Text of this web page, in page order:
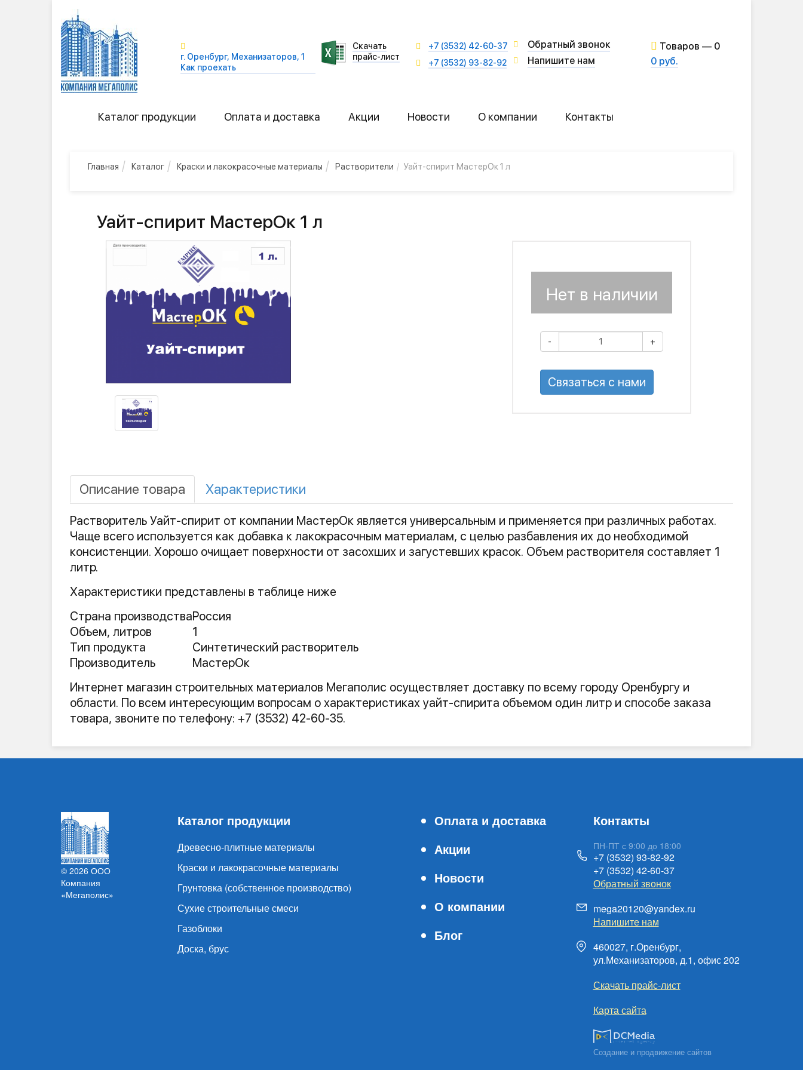
г. Оренбург, Механизаторов, 1
Как проехать
Скачать
прайс-лист
+7 (3532) 42-60-37
+7 (3532) 93-82-92
Обратный звонок
Напишите нам
Товаров — 0
0 руб.
Каталог продукции Оплата и доставка Акции Новости О компании Контакты
Главная Каталог Краски и лакокрасочные материалы Растворители Уайт-спирит МастерОк 1 л
Уайт-спирит МастерОк 1 л
Нет в наличии
- +
Связаться с нами
Описание товара Характеристики
Растворитель Уайт-спирит от компании МастерОк является универсальным и применяется при различных работах.
Чаще всего используется как добавка к лакокрасочным материалам, с целью разбавления их до необходимой
консистенции. Хорошо очищает поверхности от засохших и загустевших красок. Объем растворителя составляет 1
литр.
Характеристики представлены в таблице ниже
Страна производстваРоссия
Объем, литров
1
Тип продукта
Синтетический растворитель
Производитель
МастерОк
Интернет магазин строительных материалов Мегаполис осуществляет доставку по всему городу Оренбургу и
области. По всем интересующим вопросам о характеристиках уайт-спирита объемом один литр и способе заказа
товара, звоните по телефону: +7 (3532) 42-60-35.
© 2026 ООО
Компания
«Мегаполис»
Каталог продукции
Древесно-плитные материалы
Краски и лакокрасочные материалы
Грунтовка (собственное производство)
Сухие строительные смеси
Газоблоки
Доска, брус
Оплата и доставка
Акции
Новости
О компании
Блог
Контакты
ПН-ПТ с 9:00 до 18:00
+7 (3532) 93-82-92
+7 (3532) 42-60-37
Обратный звонок
mega20120@yandex.ru
Напишите нам
460027, г.Оренбург,
ул.Механизаторов, д.1, офис 202
Скачать прайс-лист
Карта сайта
Создание и продвижение сайтов